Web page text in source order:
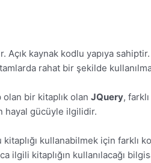
kaynak kodlu yapıya
rahat bir şekilde
bir kitaplık olan JQuery,
hayal gücüyle ilgilidir.
kullanabilmek için farklı
ilgili kitaplığın kullanılacağı